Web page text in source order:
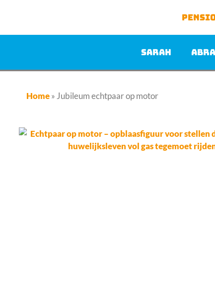
Sarah
Home» Jubileum echtpaar op motor